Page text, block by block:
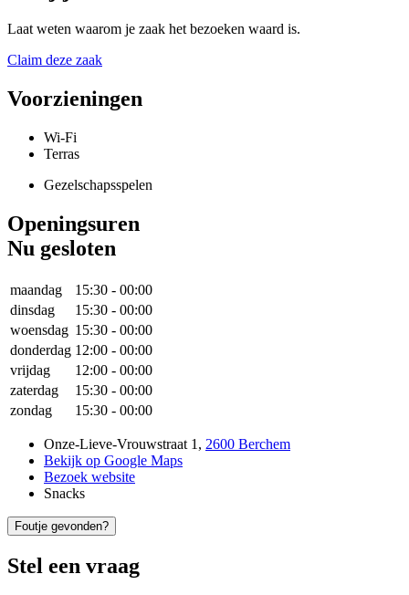
Laat weten waarom je zaak het bezoeken waard is.
Claim deze zaak
Voorzieningen
Wi-Fi
Terras
Gezelschapsspelen
Openingsuren
Nu gesloten
maandag 15:30 - 00:00
dinsdag
15:30 - 00:00
woensdag 15:30 - 00:00
donderdag 12:00 - 00:00
vrijdag
12:00 - 00:00
zaterdag
15:30 - 00:00
zondag
15:30 - 00:00
Onze-Lieve-Vrouwstraat 1 , 2600 Berchem
Bekijk op Google Maps
Bezoek website
Snacks
Foutje gevonden?
Stel een vraag